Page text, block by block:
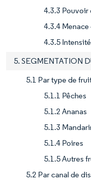
4.3.3
4.3.4
4.3.5
5. SEGMENTATION
5.1 Par type de
5.1.1 Pêches
5.1.2 Ananas
5.1.3
5.1.4 Poires
5.1.5 Autres
5.2 Par canal de